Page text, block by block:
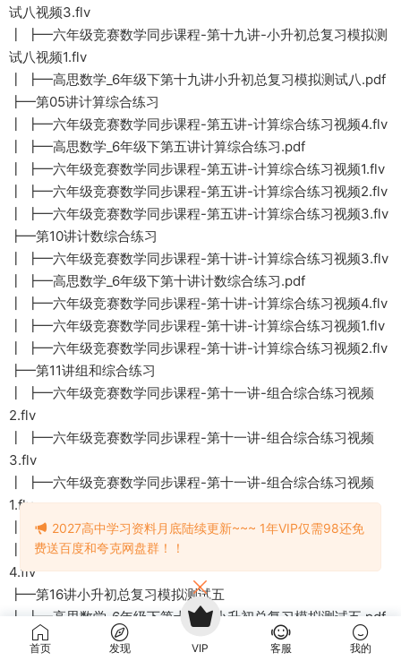
试八视频3.flv
┃ ┣━六年级竞赛数学同步课程-第十九讲-小升初总复习模拟测
试八视频1.flv
┃ ┣━高思数学_6年级下第十九讲小升初总复习模拟测试八.pdf
┣━第05讲计算综合练习
┃ ┣━六年级竞赛数学同步课程-第五讲-计算综合练习视频4.flv
┃ ┣━高思数学_6年级下第五讲计算综合练习.pdf
┃ ┣━六年级竞赛数学同步课程-第五讲-计算综合练习视频1.flv
┃ ┣━六年级竞赛数学同步课程-第五讲-计算综合练习视频2.flv
┃ ┣━六年级竞赛数学同步课程-第五讲-计算综合练习视频3.flv
┣━第10讲计数综合练习
┃ ┣━六年级竞赛数学同步课程-第十讲-计算综合练习视频3.flv
┃ ┣━高思数学_6年级下第十讲计数综合练习.pdf
┃ ┣━六年级竞赛数学同步课程-第十讲-计算综合练习视频4.flv
┃ ┣━六年级竞赛数学同步课程-第十讲-计算综合练习视频1.flv
┃ ┣━六年级竞赛数学同步课程-第十讲-计算综合练习视频2.flv
┣━第11讲组和综合练习
┃ ┣━六年级竞赛数学同步课程-第十一讲-组合综合练习视频
2.flv
┃ ┣━六年级竞赛数学同步课程-第十一讲-组合综合练习视频
3.flv
┃ ┣━六年级竞赛数学同步课程-第十一讲-组合综合练习视频
1.flv
┃ ┣━高思数学_6年级下第十一讲组和综合练习.pdf
┃ ┣━六年级竞赛数学同步课程-第十一讲-组合综合练习视频
4.flv
┣━第16讲小升初总复习模拟测试五
┃ ┣━高思数学_6年级下第十六讲小升初总复习模拟测试五.pdf
┃ ┣━六年级竞赛数学同步课程-第十六讲-小升初总复习模拟试
首页 发现 VIP 客服 我的
2027高中学习资料月底陆续更新~~~ 1年VIP仅需98还免
费送百度和夸克网盘群！！